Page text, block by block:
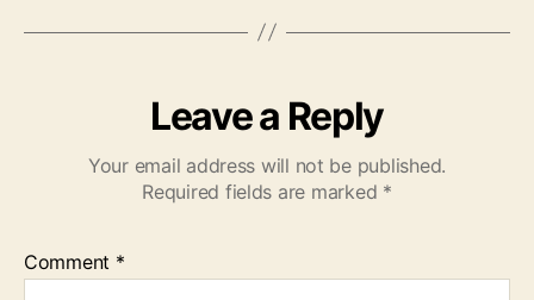
Leave a Reply
Your email address will not be published.
Required fields are marked *
Comment *